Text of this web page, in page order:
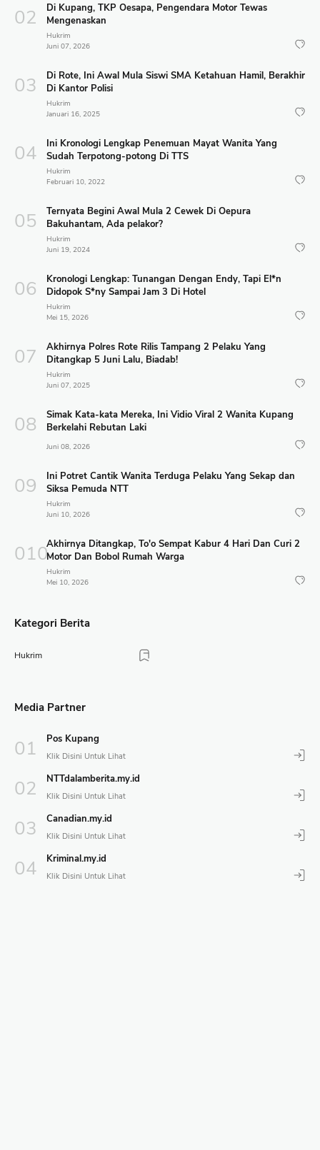
Di Kupang, TKP Oesapa, Pengendara Motor Tewas
Mengenaskan
Hukrim
Juni 07, 2026
Di Rote, Ini Awal Mula Siswi SMA Ketahuan Hamil, Berakhir
Di Kantor Polisi
Hukrim
Januari 16, 2025
Ini Kronologi Lengkap Penemuan Mayat Wanita Yang
Sudah Terpotong-potong Di TTS
Hukrim
Februari 10, 2022
Ternyata Begini Awal Mula 2 Cewek Di Oepura
Bakuhantam, Ada pelakor?
Hukrim
Juni 19, 2024
Kronologi Lengkap: Tunangan Dengan Endy, Tapi El*n
Didopok S*ny Sampai Jam 3 Di Hotel
Hukrim
Mei 15, 2026
Akhirnya Polres Rote Rilis Tampang 2 Pelaku Yang
Ditangkap 5 Juni Lalu, Biadab!
Hukrim
Juni 07, 2025
Simak Kata-kata Mereka, Ini Vidio Viral 2 Wanita Kupang
Berkelahi Rebutan Laki
Juni 08, 2026
Ini Potret Cantik Wanita Terduga Pelaku Yang Sekap dan
Siksa Pemuda NTT
Hukrim
Juni 10, 2026
Akhirnya Ditangkap, To'o Sempat Kabur 4 Hari Dan Curi 2
Motor Dan Bobol Rumah Warga
Hukrim
Mei 10, 2026
Kategori Berita
Hukrim
Media Partner
Pos Kupang
NTTdalamberita.my.id
Canadian.my.id
Kriminal.my.id